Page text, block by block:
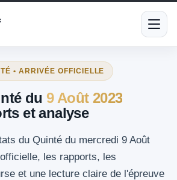
• ARRIVÉE OFFICIELLE
du 9 Août 2023
et analyse
du Quinté du mercredi 9 Août
les rapports, les
et une lecture claire de l'épreuve